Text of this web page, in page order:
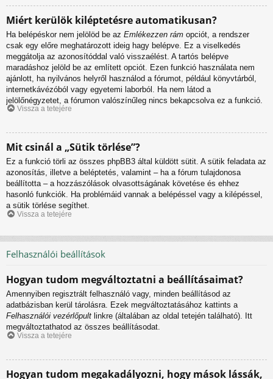
Miért kerülök kiléptetésre automatikusan?
Ha belépéskor nem jelölöd be az Emlékezzen rám opciót, a rendszer
csak egy előre meghatározott ideig hagy belépve. Ez a viselkedés
meggátolja az azonosítóddal való visszaélést. A tartós belépve
maradáshoz jelöld be az említett opciót. Ezen funkció használata nem
ajánlott, ha nyilvános helyről használod a fórumot, például könyvtárból,
internetkávézóból vagy egyetemi laborból. Ha nem látod a
jelölőnégyzetet, a fórumon valószínűleg nincs bekapcsolva ez a funkció.
Vissza a tetejére
Mit csinál a „Sütik törlése”?
Ez a funkció törli az összes phpBB3 által küldött sütit. A sütik feladata az
azonosítás, illetve a beléptetés, valamint – ha a fórum tulajdonosa
beállította – a hozzászólások olvasottságának követése és ehhez
hasonló funkciók. Ha problémáid vannak a belépéssel vagy a kilépéssel,
a sütik törlése segíthet.
Vissza a tetejére
Felhasználói beállítások
Hogyan tudom megváltoztatni a beállításaimat?
Amennyiben regisztrált felhasználó vagy, minden beállításod az
adatbázisban kerül tárolásra. Ezek megváltoztatásához kattints a
Felhasználói vezérlőpult linkre (általában az oldal tetején található). Itt
megváltoztathatod az összes beállításodat.
Vissza a tetejére
Hogyan tudom megakadályozni, hogy mások lássák,